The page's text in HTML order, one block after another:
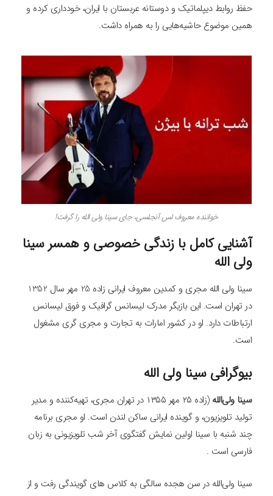
حفظ روابط دیپلماتیک و دوستانه عربستان با ایران، خودداری کرده و
همین موضوع حاشیه‌هایی را به همراه داشت.
خواننده معروف لس آنجلسی، جای سینا ولی الله را گرفت!
آشنایی کامل با زندگی خصوصی و همسر سینا
ولی الله
سینا ولی الله مجری و کمدین معروف ایرانی زاده 25 مهر سال 1352
در تهران است. این بازیگر مدرک لیسانس گرافیک و فوق لیسانس
ارتباطات دارد. او در کشور امارات به تجارت و مجری گری مشغول
است.
بیوگرافی سینا ولی الله
سینا ولی‌الله
(زاده ۲۵ مهر ۱۳۵۵ در تهران مجری، تهیه‌کننده و مدیر
تولید تلویزیون، و گوینده ایرانی ساکن لندن است. او مجری برنامه
چند شنبه با سینا اولین نمایش گفتگوی آخر شب تلویزیونی به زبان
فارسی است .
سینا ولی‌الله در سن هجده سالگی به کلاس های گویندگی رفت و از